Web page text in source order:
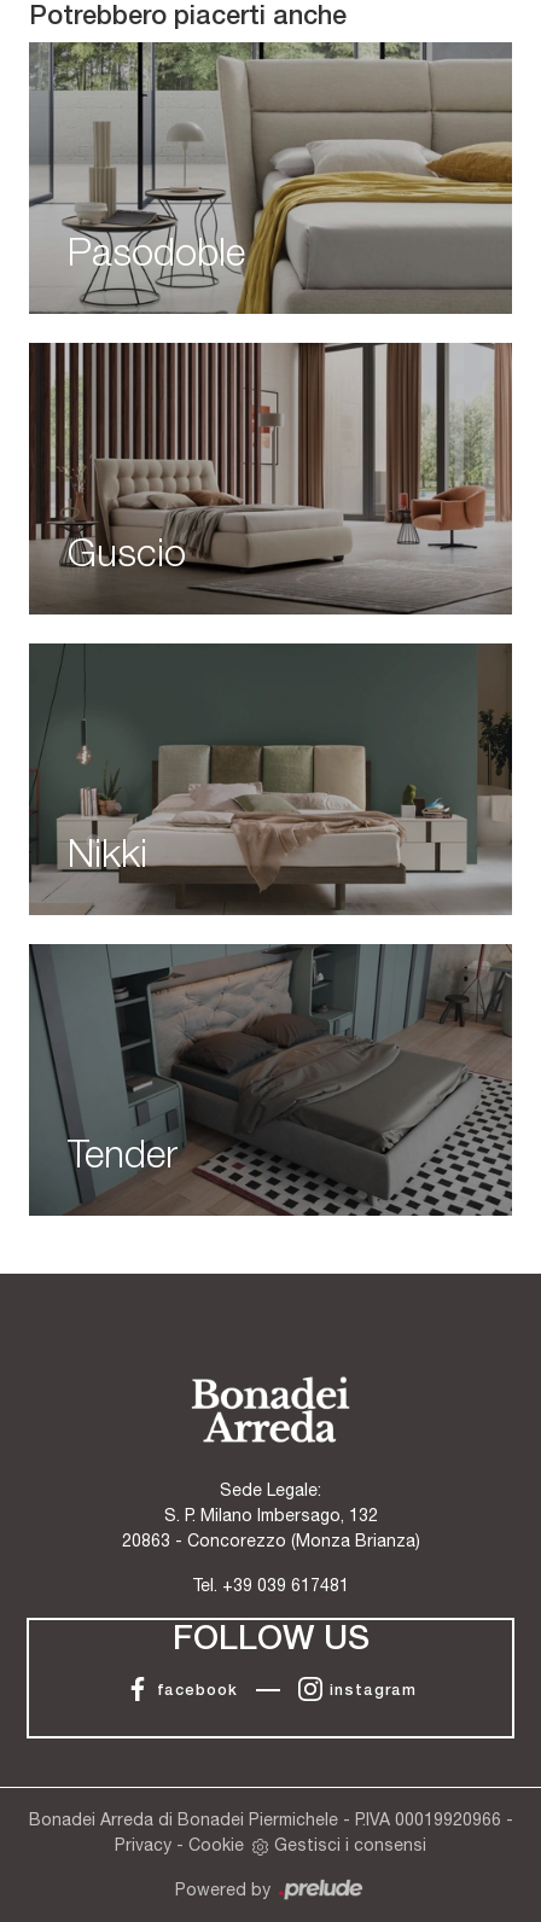
Potrebbero piacerti anche
Pasodoble
Guscio
Nikki
Tender
Sede Legale:
S. P. Milano Imbersago, 132
20863 - Concorezzo (Monza Brianza)
Tel. +39 039 617481
FOLLOW US
facebook instagram
Bonadei Arreda di Bonadei Piermichele - P.IVA 00019920966 -
Privacy - Cookie Gestisci i consensi
Powered by